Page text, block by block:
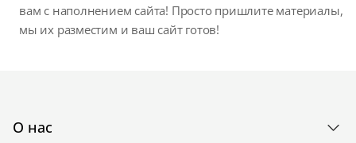
вам с наполнением сайта! Просто пришлите материалы,
мы их разместим и ваш сайт готов!
О нас